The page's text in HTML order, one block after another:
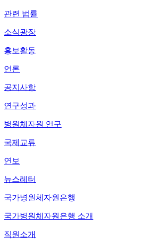
관련 법률
소식광장
홍보활동
언론
공지사항
연구성과
병원체자원 연구
국제교류
연보
뉴스레터
국가병원체자원은행
국가병원체자원은행 소개
직원소개